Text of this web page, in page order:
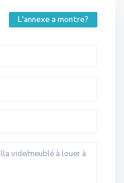
L'annexe a montre?